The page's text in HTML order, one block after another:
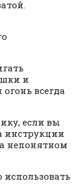
и
всегда
если вы
инструкции
непонятном